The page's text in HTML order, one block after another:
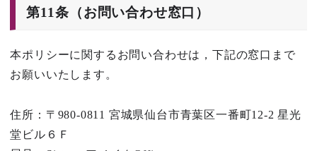
第11条（お問い合わせ窓口）
本ポリシーに関するお問い合わせは，下記の窓口まで
お願いいたします。
住所：〒980-0811 宮城県仙台市青葉区一番町12-2 星光
堂ビル６Ｆ